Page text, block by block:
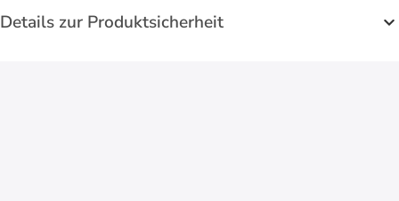
Details zur Produktsicherheit